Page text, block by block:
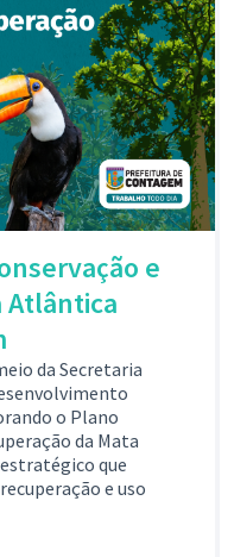
e
Atlântica
da Secretaria
o Plano
da Mata
que
e uso